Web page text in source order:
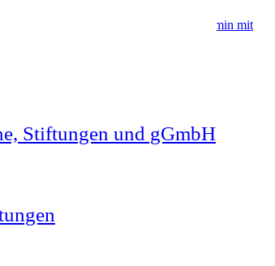
Stiftungen und gGmbH
Sie direkt online einen Gesprächstermin mit